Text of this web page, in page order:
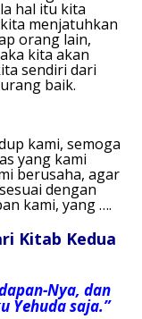
hal itu kita
menjatuhkan
orang lain,
kita akan
sendiri dari
baik.
kami, semoga
yang kami
berusaha, agar
sesuai dengan
kami, yang ….
Kitab Kedua
Nya, dan
Yehuda saja.”